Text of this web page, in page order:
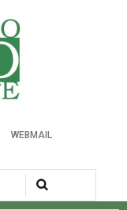
WEBMAIL